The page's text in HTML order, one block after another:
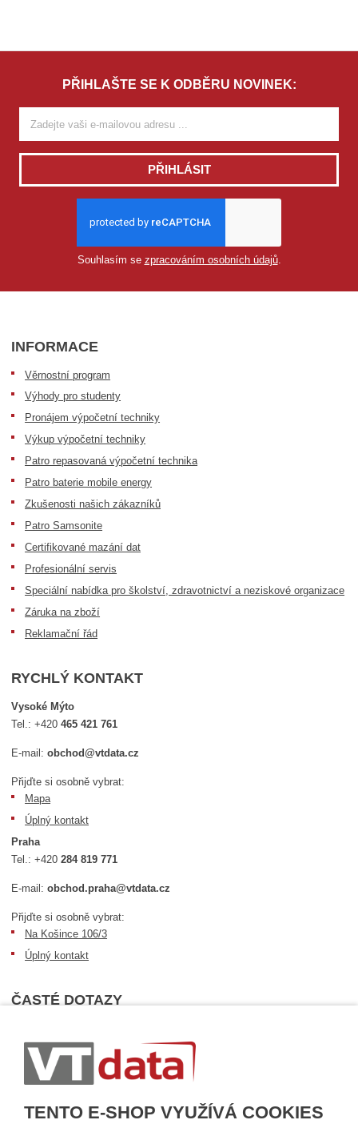
TENTO E-SHOP VYUŽÍVÁ COOKIES
PŘIHLAŠTE SE K ODBĚRU NOVINEK:
PŘIHLÁSIT
Souhlasím se zpracováním osobních údajů.
INFORMACE
Věrnostní program
Výhody pro studenty
Pronájem výpočetní techniky
Výkup výpočetní techniky
Patro repasovaná výpočetní technika
Patro baterie mobile energy
Zkušenosti našich zákazníků
Patro Samsonite
Certifikované mazání dat
Profesionální servis
Speciální nabídka pro školství, zdravotnictví a neziskové organizace
Záruka na zboží
Reklamační řád
RYCHLÝ KONTAKT
Vysoké Mýto
Tel.:+420465 421 761
E-mail:obchod@vtdata.cz
Přijďte si osobně vybrat:
Mapa
Úplný kontakt
Praha
Tel.:+420284 819 771
E-mail:obchod.praha@vtdata.cz
Přijďte si osobně vybrat:
Na Košince 106/3
Úplný kontakt
ČASTÉ DOTAZY
Dopravní podmínky
Sledování zásilek
Informace k dostupnosti zboží